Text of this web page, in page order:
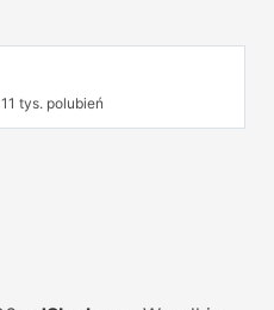
11 tys. polubień